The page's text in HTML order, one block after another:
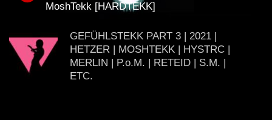
@ altes Militärgelände
Halberstadt 06.07.13 [HQ]
!◇ [HARDTEKK]
MoshTekk [HARDTEKK]
GEFÜHLSTEKK PART 3 | 2021 |
HETZER | MOSHTEKK | HYSTRC |
MERLIN | P.o.M. | RETEID | S.M. |
ETC.